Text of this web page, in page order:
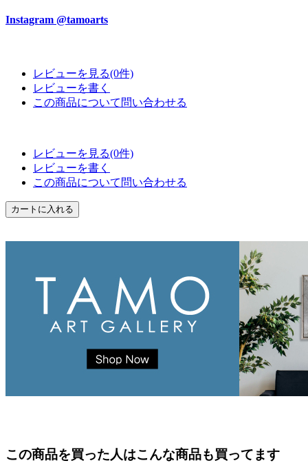
Instagram @tamoarts
レビューを見る(0件)
レビューを書く
この商品について問い合わせる
レビューを見る(0件)
レビューを書く
この商品について問い合わせる
この商品を買った人はこんな商品も買ってます